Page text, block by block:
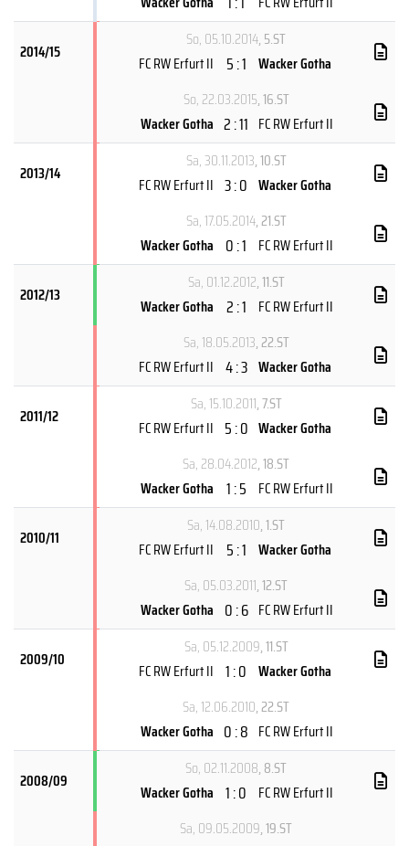
2014/15
So, 05.10.2014, 5.ST
FC RW Erfurt II
5 : 1 Wacker Gotha
So, 22.03.2015, 16.ST
Wacker Gotha 2 : 11 FC RW Erfurt II
2013/14
Sa, 30.11.2013, 10.ST
FC RW Erfurt II 3 : 0 Wacker Gotha
Sa, 17.05.2014, 21.ST
Wacker Gotha 0 : 1 FC RW Erfurt II
2012/13
Sa, 01.12.2012, 11.ST
Wacker Gotha 2 : 1 FC RW Erfurt II
Sa, 18.05.2013, 22.ST
FC RW Erfurt II 4 : 3 Wacker Gotha
2011/12
Sa, 15.10.2011, 7.ST
FC RW Erfurt II 5 : 0 Wacker Gotha
Sa, 28.04.2012, 18.ST
Wacker Gotha 1 : 5 FC RW Erfurt II
2010/11
Sa, 14.08.2010, 1.ST
FC RW Erfurt II
5 : 1 Wacker Gotha
Sa, 05.03.2011, 12.ST
Wacker Gotha 0 : 6 FC RW Erfurt II
2009/10
Sa, 05.12.2009, 11.ST
FC RW Erfurt II 1 : 0 Wacker Gotha
Sa, 12.06.2010, 22.ST
Wacker Gotha 0 : 8 FC RW Erfurt II
2008/09
So, 02.11.2008, 8.ST
Wacker Gotha 1 : 0 FC RW Erfurt II
Sa, 09.05.2009, 19.ST